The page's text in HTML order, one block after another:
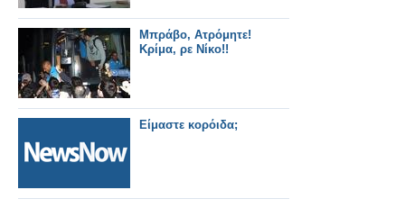
Μπράβο, Ατρόμητε!
Κρίμα, ρε Νίκο!!
Είμαστε κορόιδα;